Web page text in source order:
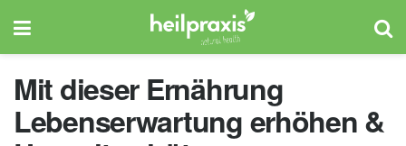
Mit dieser Ernährung
Lebenserwartung erhöhen &